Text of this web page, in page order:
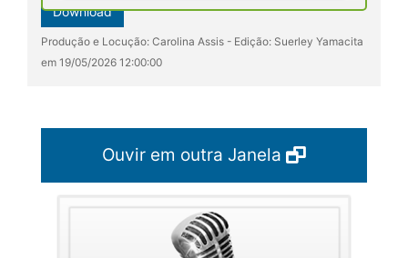
Download
Produção e Locução: Carolina Assis - Edição: Suerley Yamacita
em 19/05/2026 12:00:00
Ouvir em outra Janela